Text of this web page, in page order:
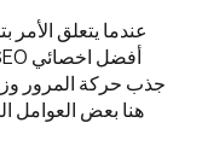
جذب حركة المرور
هنا بعض العوامل